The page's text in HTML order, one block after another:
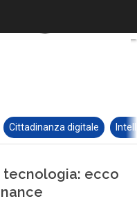
Cittadinanza digitale
tecnologia: ecco